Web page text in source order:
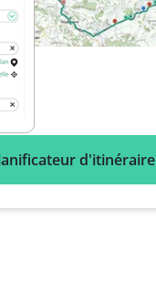
d'itinéraire